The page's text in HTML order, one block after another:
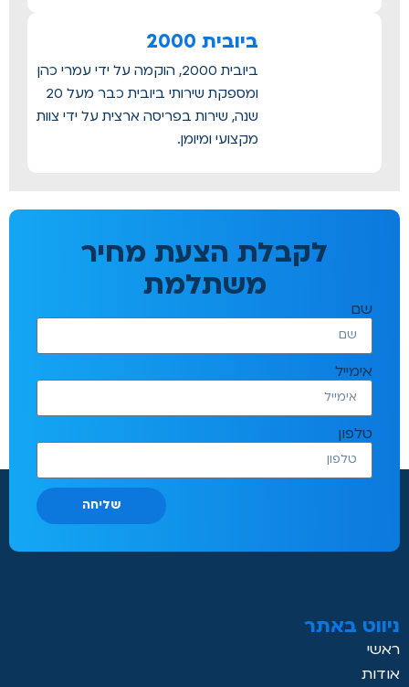
ביובית 2000
ביובית 2000, הוקמה על ידי עמרי כהן
ומספקת שירותי ביובית כבר מעל 20
שנה, שירות בפריסה ארצית על ידי צוות
מקצועי ומיומן.
לקבלת הצעת מחיר
משתלמת
שם
אימייל
טלפון
שליחה
ניווט באתר
ראשי
אודות